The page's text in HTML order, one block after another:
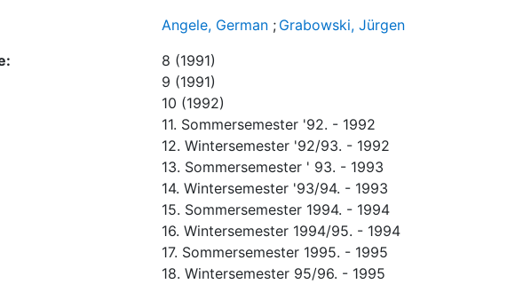
Angele, German ; Grabowski, Jürgen
8 (1991)
9 (1991)
10 (1992)
11. Sommersemester '92. - 1992
12. Wintersemester '92/93. - 1992
13. Sommersemester ' 93. - 1993
14. Wintersemester '93/94. - 1993
15. Sommersemester 1994. - 1994
16. Wintersemester 1994/95. - 1994
17. Sommersemester 1995. - 1995
18. Wintersemester 95/96. - 1995